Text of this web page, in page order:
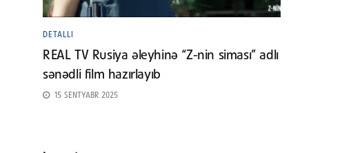
DETALLI
REAL TV Rusiya əleyhinə “Z-nin siması” adlı
sənədli film hazırlayıb
15 SENTYABR 2025